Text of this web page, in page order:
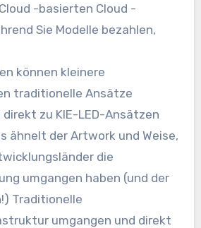
-basierten Cloud -
Sie Modelle bezahlen,
können kleinere
traditionelle Ansätze
zu KIE-LED-Ansätzen
ähnelt der Artwork und Weise,
die
umgangen haben (und der
Traditionelle
umgangen und direkt